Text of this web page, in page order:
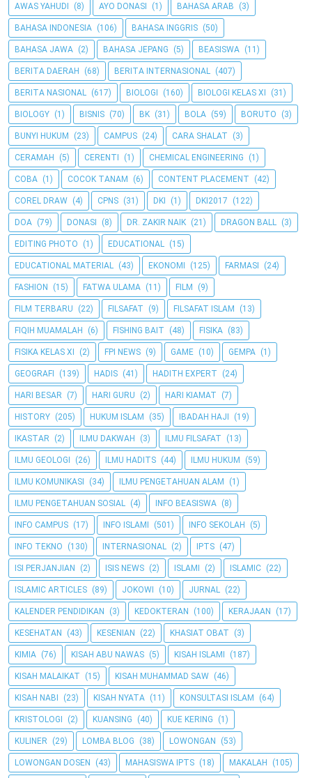
AWAS YAHUDI (8) AYO DONASI (1) BAHASA ARAB (3)
BAHASA INDONESIA (106) BAHASA INGGRIS (50)
BAHASA JAWA (2) BAHASA JEPANG (5) BEASISWA (11)
BERITA DAERAH (68) BERITA INTERNASIONAL (407)
BERITA NASIONAL (617) BIOLOGI (160) BIOLOGI KELAS XI (31)
BIOLOGY (1) BISNIS (70) BK (31) BOLA (59) BORUTO (3)
BUNYI HUKUM (23) CAMPUS (24) CARA SHALAT (3)
CERAMAH (5) CERENTI (1) CHEMICAL ENGINEERING (1)
COBA (1) COCOK TANAM (6) CONTENT PLACEMENT (42)
COREL DRAW (4) CPNS (31) DKI (1) DKI2017 (122)
DOA (79) DONASI (8) DR. ZAKIR NAIK (21) DRAGON BALL (3)
EDITING PHOTO (1) EDUCATIONAL (15)
EDUCATIONAL MATERIAL (43) EKONOMI (125) FARMASI (24)
FASHION (15) FATWA ULAMA (11) FILM (9)
FILM TERBARU (22) FILSAFAT (9) FILSAFAT ISLAM (13)
FIQIH MUAMALAH (6) FISHING BAIT (48) FISIKA (83)
FISIKA KELAS XI (2) FPI NEWS (9) GAME (10) GEMPA (1)
GEOGRAFI (139) HADIS (41) HADITH EXPERT (24)
HARI BESAR (7) HARI GURU (2) HARI KIAMAT (7)
HISTORY (205) HUKUM ISLAM (35) IBADAH HAJI (19)
IKASTAR (2) ILMU DAKWAH (3) ILMU FILSAFAT (13)
ILMU GEOLOGI (26) ILMU HADITS (44) ILMU HUKUM (59)
ILMU KOMUNIKASI (34) ILMU PENGETAHUAN ALAM (1)
ILMU PENGETAHUAN SOSIAL (4) INFO BEASISWA (8)
INFO CAMPUS (17) INFO ISLAMI (501) INFO SEKOLAH (5)
INFO TEKNO (130) INTERNASIONAL (2) IPTS (47)
ISI PERJANJIAN (2) ISIS NEWS (2) ISLAMI (2) ISLAMIC (22)
ISLAMIC ARTICLES (89) JOKOWI (10) JURNAL (22)
KALENDER PENDIDIKAN (3) KEDOKTERAN (100) KERAJAAN (17)
KESEHATAN (43) KESENIAN (22) KHASIAT OBAT (3)
KIMIA (76) KISAH ABU NAWAS (5) KISAH ISLAMI (187)
KISAH MALAIKAT (15) KISAH MUHAMMAD SAW (46)
KISAH NABI (23) KISAH NYATA (11) KONSULTASI ISLAM (64)
KRISTOLOGI (2) KUANSING (40) KUE KERING (1)
KULINER (29) LOMBA BLOG (38) LOWONGAN (53)
LOWONGAN DOSEN (43) MAHASISWA IPTS (18) MAKALAH (105)